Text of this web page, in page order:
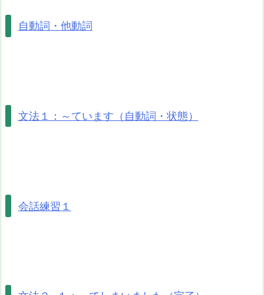
自動詞・他動詞
文法１：～ています（自動詞・状態）
会話練習１